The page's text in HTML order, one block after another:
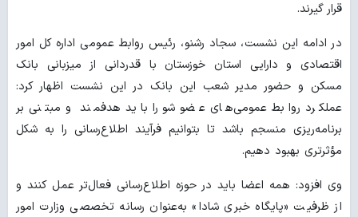
قرار گیرند.
در ادامه این نشست، سجاد رشنو، رئیس روابط عمومی اداره کل امور
اقتصادی و دارایی استان خوزستان با قدردانی از میزبانی بانک
مسکن و حضور مدیر شعب این بانک در این نشست اظهار کرد:
عملکرد روابط عمومی‌های عضو شورا باید هدفمند و مبتنی بر
برنامه‌ریزی منسجم باشد تا بتوانیم فرآیند اطلاع‌رسانی را به شکل
مؤثرتری بهبود دهیم.
وی افزود: همه اعضا باید در حوزه اطلاع‌رسانی فعال‌تر عمل کنند و
از ظرفیت «پایگاه خبری شادا» به‌عنوان رسانه تخصصی وزارت امور